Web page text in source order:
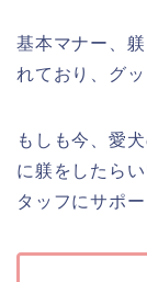
基本マナー、
れており、グ
もしも今、愛
に躾をしたら
タッフにサポ